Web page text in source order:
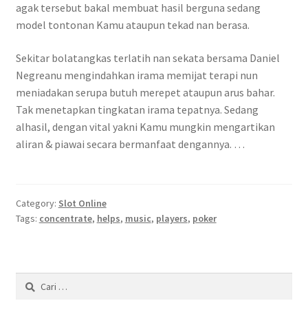
agak tersebut bakal membuat hasil berguna sedang
model tontonan Kamu ataupun tekad nan berasa.
Sekitar bolatangkas terlatih nan sekata bersama Daniel
Negreanu mengindahkan irama memijat terapi nun
meniadakan serupa butuh merepet ataupun arus bahar.
Tak menetapkan tingkatan irama tepatnya. Sedang
alhasil, dengan vital yakni Kamu mungkin mengartikan
aliran & piawai secara bermanfaat dengannya. …
Category: Slot Online
Tags: concentrate, helps, music, players, poker
Cari
untuk: